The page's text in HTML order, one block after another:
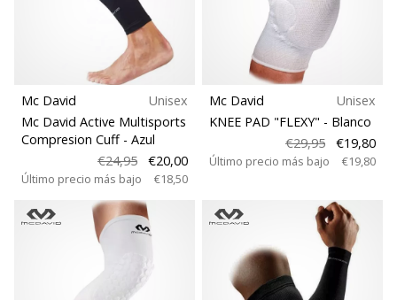
Mc David
Unisex
Mc David Active Multisports
Compresion Cuff - Azul
€24,95
€20,00
Último precio más bajo €18,50
Mc David
Unisex
KNEE PAD "FLEXY" - Blanco
€29,95
€19,80
Último precio más bajo €19,80